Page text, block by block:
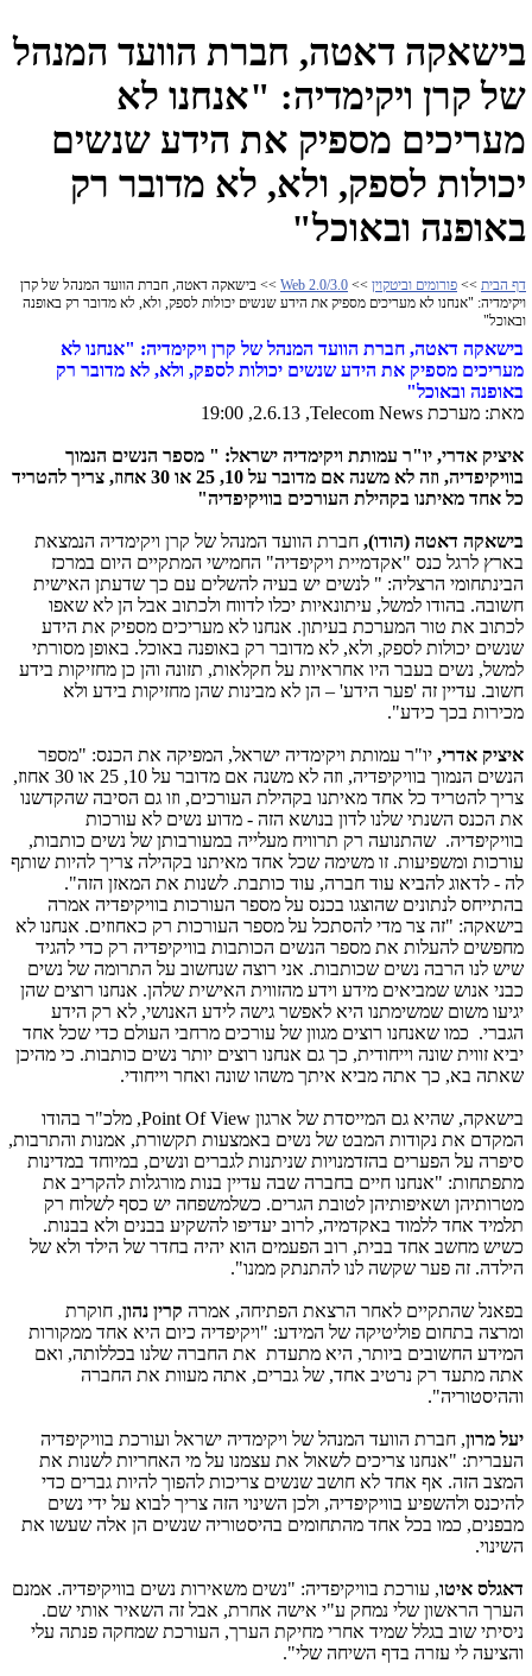
בישאקה דאטה, חברת הוועד המנהל
של קרן ויקימדיה: "אנחנו לא
מעריכים מספיק את הידע שנשים
יכולות לספק, ולא, לא מדובר רק
באופנה ובאוכל"
דף הבית >> פורומים וביטקוין >>
Web 2.0/3.0 >> בישאקה דאטה, חברת הוועד המנהל של קרן
ויקימדיה: "אנחנו לא מעריכים מספיק את הידע שנשים יכולות לספק, ולא, לא מדובר רק באופנה
ובאוכל"
בישאקה דאטה, חברת הוועד המנהל של קרן ויקימדיה: "אנחנו לא
מעריכים מספיק את הידע שנשים יכולות לספק, ולא, לא מדובר רק
באופנה ובאוכל"
מאת: מערכת Telecom News
, 2.6.13, 19:00
איציק אדרי, יו"ר עמותת ויקימדיה ישראל: " מספר הנשים הנמוך
בוויקיפדיה, וזה לא משנה אם מדובר על 10, 25 או 30 אחוז, צריך להטריד
כל אחד מאיתנו בקהילת העורכים בוויקיפדיה"
בישאקה דאטה (הודו), חברת הוועד המנהל של קרן ויקימדיה הנמצאת
בארץ לרגל כנס "אקדמיית ויקיפדיה" החמישי המתקיים היום במרכז
הבינתחומי הרצליה: " לנשים יש בעיה להשלים עם כך שדעתן האישית
חשובה. בהודו למשל, עיתונאיות יכלו לדווח ולכתוב אבל הן לא שאפו
לכתוב את טור המערכת בעיתון. אנחנו לא מעריכים מספיק את הידע
שנשים יכולות לספק, ולא, לא מדובר רק באופנה באוכל. באופן מסורתי
למשל, נשים בעבר היו אחראיות על חקלאות, תזונה והן כן מחזיקות בידע
חשוב. עדיין זה 'פער הידע' – הן לא מבינות שהן מחזיקות בידע ולא
מכירות בכך כידע".
איציק אדרי, יו"ר עמותת ויקימדיה ישראל, המפיקה את הכנס: "מספר
הנשים הנמוך בוויקיפדיה, וזה לא משנה אם מדובר על 10, 25 או 30 אחוז,
צריך להטריד כל אחד מאיתנו בקהילת העורכים, וזו גם הסיבה שהקדשנו
את הכנס השנתי שלנו לדון בנושא הזה - מדוע נשים לא עורכות
בוויקיפדיה. שהתנועה רק תרוויח מעלייה במעורבותן של נשים כותבות,
עורכות ומשפיעות. זו משימה שכל אחד מאיתנו בקהילה צריך להיות שותף
לה - לדאוג להביא עוד חברה, עוד כותבת. לשנות את המאזן הזה".
בהתייחס לנתונים שהוצגו בכנס על מספר העורכות בוויקיפדיה אמרה
בישאקה: "זה צר מדי להסתכל על מספר העורכות רק כאחוזים. אנחנו לא
מחפשים להעלות את מספר הנשים הכותבות בוויקיפדיה רק כדי להגיד
שיש לנו הרבה נשים שכותבות. אני רוצה שנחשוב על התרומה של נשים
כבני אנוש שמביאים מידע וידע מהזווית האישית שלהן. אנחנו רוצים שהן
יגיעו משום שמשימתנו היא לאפשר גישה לידע האנושי, לא רק הידע
הגברי. כמו שאנחנו רוצים מגוון של עורכים מרחבי העולם כדי שכל אחד
יביא זווית שונה וייחודית, כך גם אנחנו רוצים יותר נשים כותבות. כי מהיכן
שאתה בא, כך אתה מביא איתך משהו שונה ואחר וייחודי.
בישאקה, שהיא גם המייסדת של ארגון Point Of View, מלכ"ר בהודו
המקדם את נקודות המבט של נשים באמצעות תקשורת, אמנות והתרבות,
סיפרה על הפערים בהזדמנויות שניתנות לגברים ונשים, במיוחד במדינות
מתפתחות: "אנחנו חיים בחברה שבה עדיין בנות מורגלות להקריב את
מטרותיהן ושאיפותיהן לטובת הגרים. כשלמשפחה יש כסף לשלוח רק
תלמיד אחד ללמוד באקדמיה, לרוב יעדיפו להשקיע בבנים ולא בבנות.
כשיש מחשב אחד בבית, רוב הפעמים הוא יהיה בחדר של הילד ולא של
הילדה. זה פער שקשה לנו להתנתק ממנו".
בפאנל שהתקיים לאחר הרצאת הפתיחה, אמרה קרין נהון, חוקרת
ומרצה בתחום פוליטיקה של המידע: "ויקיפדיה כיום היא אחד ממקורות
המידע החשובים ביותר, היא מתעדת את החברה שלנו בכללותה, ואם
אתה מתעד רק נרטיב אחד, של גברים, אתה מעוות את החברה
וההיסטוריה".
יעל מרון, חברת הוועד המנהל של ויקימדיה ישראל ועורכת בוויקיפדיה
העברית: "אנחנו צריכים לשאול את עצמנו על מי האחריות לשנות את
המצב הזה. אף אחד לא חושב שנשים צריכות להפוך להיות גברים כדי
להיכנס ולהשפיע בוויקיפדיה, ולכן השינוי הזה צריך לבוא על ידי נשים
מבפנים, כמו בכל אחד מהתחומים בהיסטוריה שנשים הן אלה שעשו את
השינוי.
דאגלס איטו, עורכת בוויקיפדיה: "נשים משאירות נשים בוויקיפדיה. אמנם
הערך הראשון שלי נמחק ע"י אישה אחרת, אבל זה השאיר אותי שם.
ניסיתי שוב בגלל שמיד אחרי מחיקת הערך, העורכת שמחקה פנתה עלי
והציעה לי עזרה בדף השיחה שלי".